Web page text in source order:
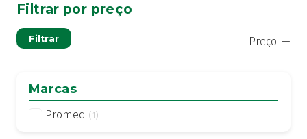
Filtrar por preço
Filtrar Preço: —
Marcas
Promed (1)